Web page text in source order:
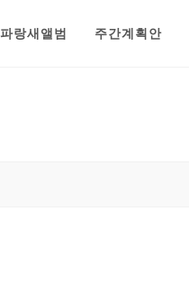
파랑새앨범 주간계획안